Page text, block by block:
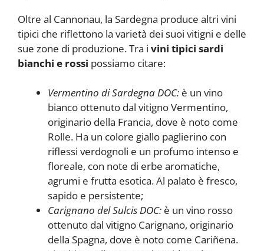
Oltre al Cannonau, la Sardegna produce altri vini
tipici che riflettono la varietà dei suoi vitigni e delle
sue zone di produzione. Tra i vini tipici sardi
bianchi e rossi possiamo citare:
Vermentino di Sardegna DOC: è un vino
bianco ottenuto dal vitigno Vermentino,
originario della Francia, dove è noto come
Rolle. Ha un colore giallo paglierino con
riflessi verdognoli e un profumo intenso e
floreale, con note di erbe aromatiche,
agrumi e frutta esotica. Al palato è fresco,
sapido e persistente;
Carignano del Sulcis DOC: è un vino rosso
ottenuto dal vitigno Carignano, originario
della Spagna, dove è noto come Cariñena.